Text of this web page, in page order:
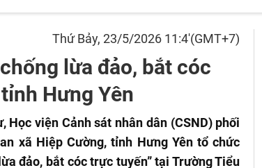
Thứ Bảy, 23/5/2026 11:4'(GMT+7)
lừa đảo, bắt cóc
Hưng Yên
viện Cảnh sát nhân dân (CSND) phối
xã Hiệp Cường, tỉnh Hưng Yên tổ chức
đảo, bắt cóc trực tuyến” tại Trường Tiểu